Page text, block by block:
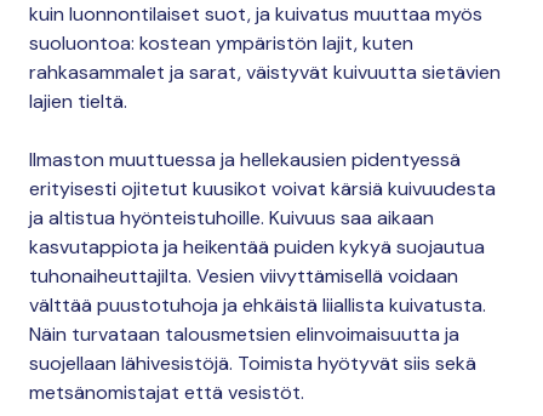
kuin luonnontilaiset suot, ja kuivatus muuttaa myös
suoluontoa: kostean ympäristön lajit, kuten
rahkasammalet ja sarat, väistyvät kuivuutta sietävien
lajien tieltä.
Ilmaston muuttuessa ja hellekausien pidentyessä
erityisesti ojitetut kuusikot voivat kärsiä kuivuudesta
ja altistua hyönteistuhoille. Kuivuus saa aikaan
kasvutappiota ja heikentää puiden kykyä suojautua
tuhonaiheuttajilta. Vesien viivyttämisellä voidaan
välttää puustotuhoja ja ehkäistä liiallista kuivatusta.
Näin turvataan talousmetsien elinvoimaisuutta ja
suojellaan lähivesistöjä. Toimista hyötyvät siis sekä
metsänomistajat että vesistöt.